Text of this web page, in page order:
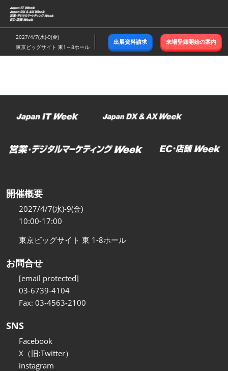
ス
キ
ッ
し
む
2027/4/7(水)-9(金)
東京ビッグサイト 東1～8ホール
出展資料請求 来場登録開始の案内
開催概要
2027/4/7(水)-9(金)
10:00-17:00
東京ビッグサイト 東 1-8ホール
お問合せ
[email protected]
03-6739-4104
Fax: 03-4563-2100
SNS
Facebook
X（旧:Twitter）
instagram